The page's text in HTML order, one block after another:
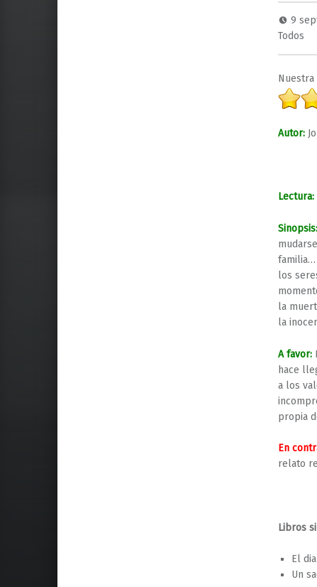
9
Todos
Nuestra
Autor:
Lectura:
Sinopsis:
familia…
los
la
la
A favor:
hace
a los
propia
En
relato
Libros
El
Un